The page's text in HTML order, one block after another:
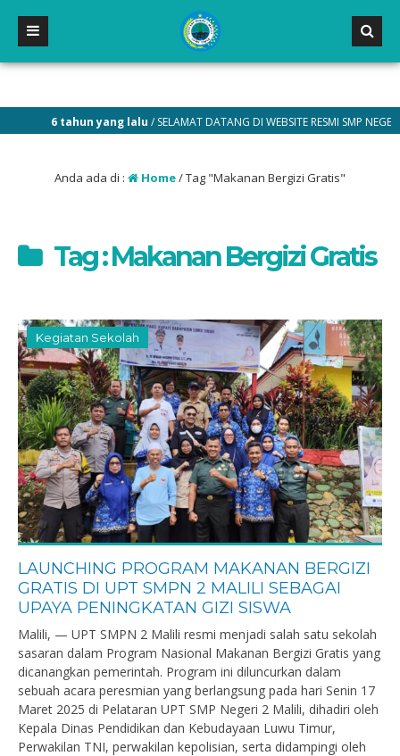
6 tahun yang lalu / SELAMAT DATANG DI WEBSITE RESMI SMP NEGERI 2
Anda ada di : Home/Tag "Makanan Bergizi Gratis"
Tag : Makanan Bergizi Gratis
Kegiatan Sekolah
LAUNCHING PROGRAM MAKANAN BERGIZI
GRATIS DI UPT SMPN 2 MALILI SEBAGAI
UPAYA PENINGKATAN GIZI SISWA
Malili, — UPT SMPN 2 Malili resmi menjadi salah satu sekolah
sasaran dalam Program Nasional Makanan Bergizi Gratis yang
dicanangkan pemerintah. Program ini diluncurkan dalam
sebuah acara peresmian yang berlangsung pada hari Senin 17
Maret 2025 di Pelataran UPT SMP Negeri 2 Malili, dihadiri oleh
Kepala Dinas Pendidikan dan Kebudayaan Luwu Timur,
Perwakilan TNI, perwakilan kepolisian, serta didampingi oleh